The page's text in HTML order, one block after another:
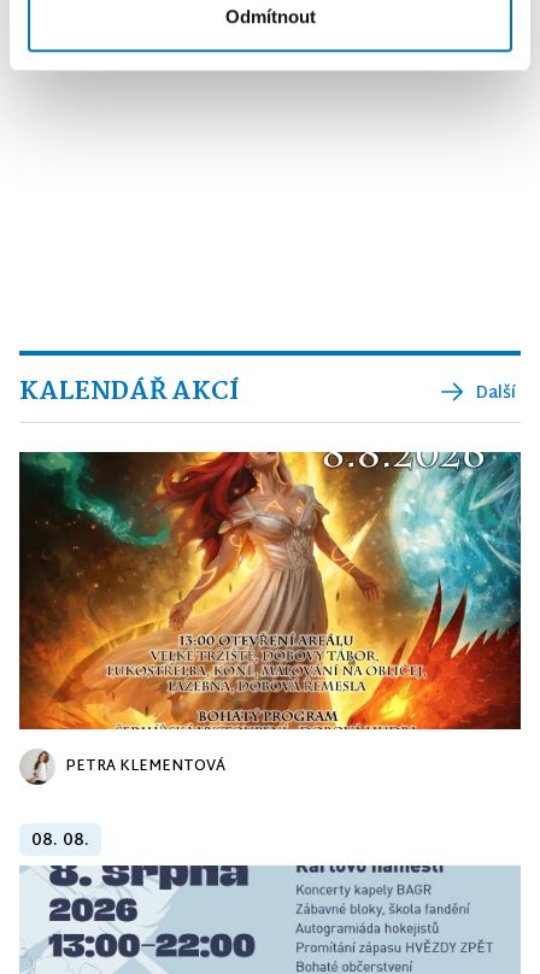
Odmítnout
KALENDÁŘ AKCÍ Další
PETRA KLEMENTOVÁ
08. 08.